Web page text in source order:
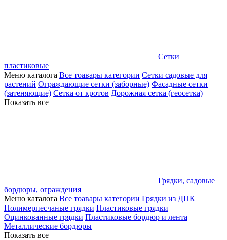
Сетки
пластиковые
Меню каталога Все тоавары категории Сетки садовые для
растений Ограждающие сетки (заборные) Фасадные сетки
(затеняющие) Сетка от кротов Дорожная сетка (геосетка)
Показать все
Грядки, садовые
бордюры, ограждения
Меню каталога Все тоавары категории Грядки из ДПК
Полимерпесчаные грядки Пластиковые грядки
Оцинкованные грядки Пластиковые бордюр и лента
Металлические бордюры
Показать все